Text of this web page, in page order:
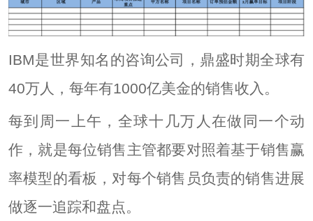
IBM是世界知名的咨询公司，鼎盛时期全球有
40万人，每年有1000亿美金的销售收入。
每到周一上午，全球十几万人在做同一个动
作，就是每位销售主管都要对照着基于销售赢
率模型的看板，对每个销售员负责的销售进展
做逐一追踪和盘点。